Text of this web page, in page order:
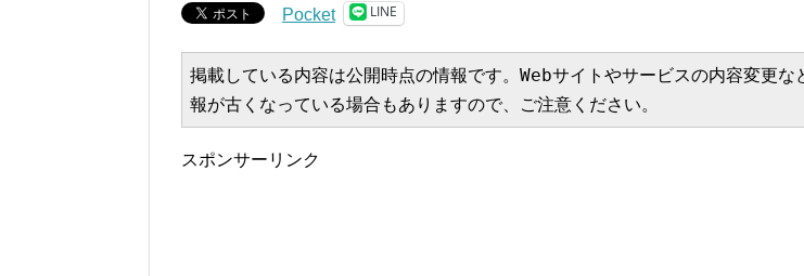
Pocket LINE
掲載している内容は公開時点の情報です。Webサイトやサービスの内容変更な
報が古くなっている場合もありますので、ご注意ください。
スポンサーリンク